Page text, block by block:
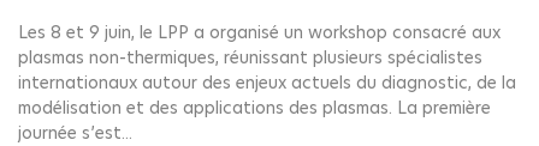
Les 8 et 9 juin, le LPP a organisé un workshop consacré aux
plasmas non-thermiques, réunissant plusieurs spécialistes
internationaux autour des enjeux actuels du diagnostic, de la
modélisation et des applications des plasmas. La première
journée s’est...